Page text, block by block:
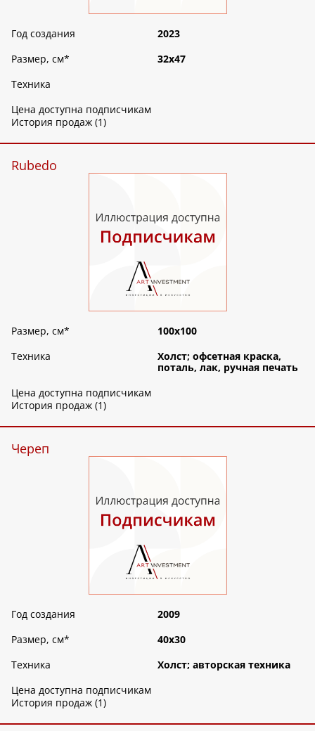
Год создания
2023
Размер, см*
32х47
Техника
Цена доступна подписчикам
История продаж (1)
Rubedo
Размер, см*
100х100
Техника
Холст; офсетная краска,
поталь, лак, ручная печать
Цена доступна подписчикам
История продаж (1)
Череп
Год создания
2009
Размер, см*
40х30
Техника
Холст; авторская техника
Цена доступна подписчикам
История продаж (1)